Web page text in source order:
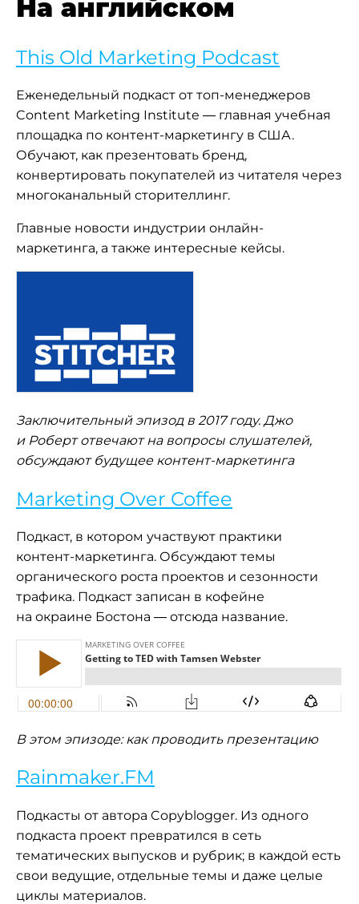
На английском
This Old Marketing Podcast
Еженедельный подкаст от топ-менеджеров
Content Marketing Institute — главная учебная
площадка по контент-маркетингу в США.
Обучают, как презентовать бренд,
конвертировать покупателей из читателя через
многоканальный сторителлинг.
Главные новости индустрии онлайн-
маркетинга, а также интересные кейсы.
Заключительный эпизод в 2017 году. Джо
и Роберт отвечают на вопросы слушателей,
обсуждают будущее контент-маркетинга
Marketing Over Coffee
Подкаст, в котором участвуют практики
контент-маркетинга. Обсуждают темы
органического роста проектов и сезонности
трафика. Подкаст записан в кофейне
на окраине Бостона — отсюда название.
В этом эпизоде: как проводить презентацию
Rainmaker.FM
Подкасты от автора Copyblogger. Из одного
подкаста проект превратился в сеть
тематических выпусков и рубрик; в каждой есть
свои ведущие, отдельные темы и даже целые
циклы материалов.